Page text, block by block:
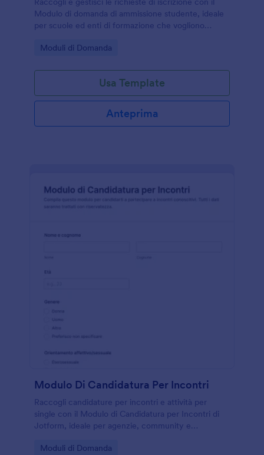
Modulo di domanda di ammissione studente, ideale
per scuole ed enti di formazione che vogliono
Go to Category:
Moduli di Domanda
Usa Template
Anteprima
Modulo Di Candidatura Per Incontri
Raccogli candidature per incontri e attività per
single con il Modulo di Candidatura per Incontri di
Jotform, ideale per agenzie, community e
le risposte in un unico flusso.
Go to Category:
Moduli di Domanda